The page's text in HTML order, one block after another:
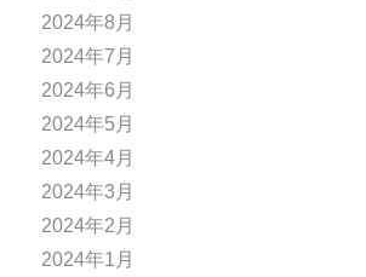
2024年8月
2024年7月
2024年6月
2024年5月
2024年4月
2024年3月
2024年2月
2024年1月